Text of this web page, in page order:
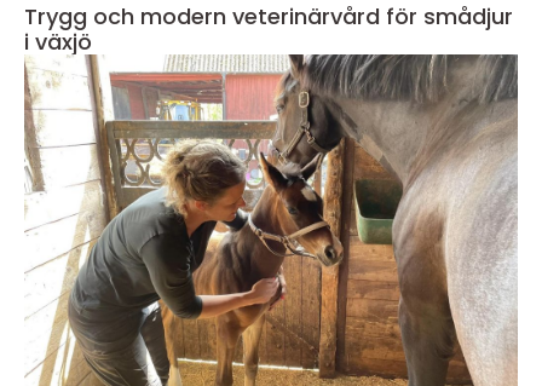
Trygg och modern veterinärvård för smådjur
i växjö